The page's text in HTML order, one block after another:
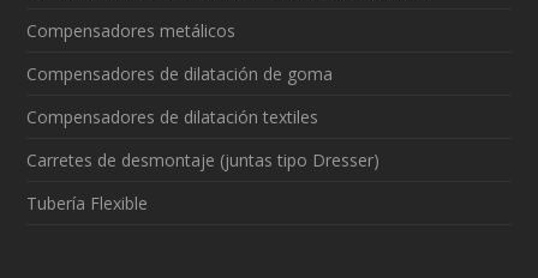
Compensadores metálicos
Compensadores de dilatación de goma
Compensadores de dilatación textiles
Carretes de desmontaje (juntas tipo Dresser)
Tubería Flexible